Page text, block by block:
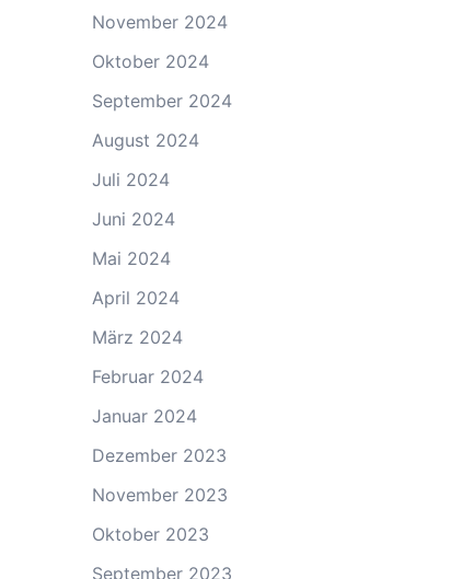
November 2024
Oktober 2024
September 2024
August 2024
Juli 2024
Juni 2024
Mai 2024
April 2024
März 2024
Februar 2024
Januar 2024
Dezember 2023
November 2023
Oktober 2023
September 2023